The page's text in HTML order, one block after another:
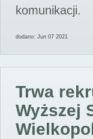
komunikacji.
dodano: Jun 07 2021
Trwa
Wyższej